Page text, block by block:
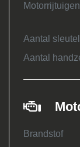
Aantal
Aantal
Brandstof